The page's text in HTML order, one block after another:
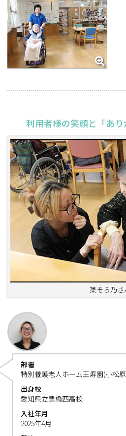
利用者様の笑顔と「あ
簗そら乃さ
部署
特別養護老人ホーム王寿園(小松
出身校
愛知県立豊橋西高校
入社年月
2025年4月